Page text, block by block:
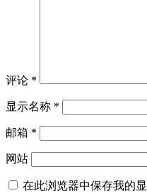
评论 *
显示名称 *
邮箱 *
网站
在此浏览器中保存我的